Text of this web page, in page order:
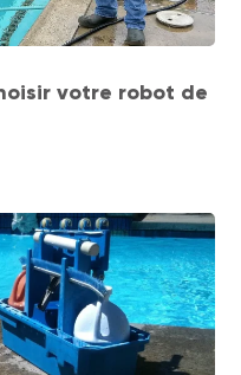
votre robot de